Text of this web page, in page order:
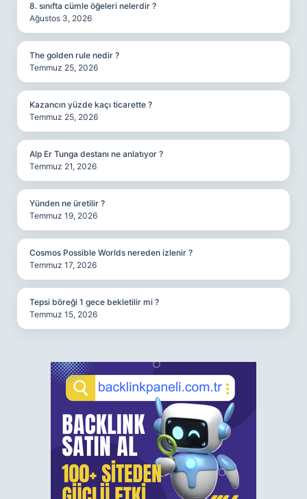
8. sınıfta cümle öğeleri nelerdir ?
Ağustos 3, 2026
The golden rule nedir ?
Temmuz 25, 2026
Kazancın yüzde kaçı ticarette ?
Temmuz 25, 2026
Alp Er Tunga destanı ne anlatıyor ?
Temmuz 21, 2026
Yünden ne üretilir ?
Temmuz 19, 2026
Cosmos Possible Worlds nereden izlenir ?
Temmuz 17, 2026
Tepsi böreği 1 gece bekletilir mi ?
Temmuz 15, 2026